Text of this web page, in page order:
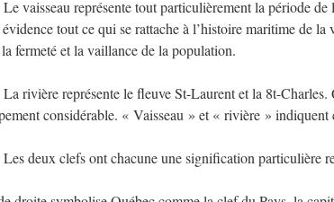
représente tout particulièrement la période de
évidence tout ce qui se rattache à l’histoire maritime de
fermeté et la vaillance de la population.
représente le fleuve St-Laurent et la 8t-Charles.
considérable. « Vaisseau » et « rivière » indiquent
clefs ont chacune une signification particulière